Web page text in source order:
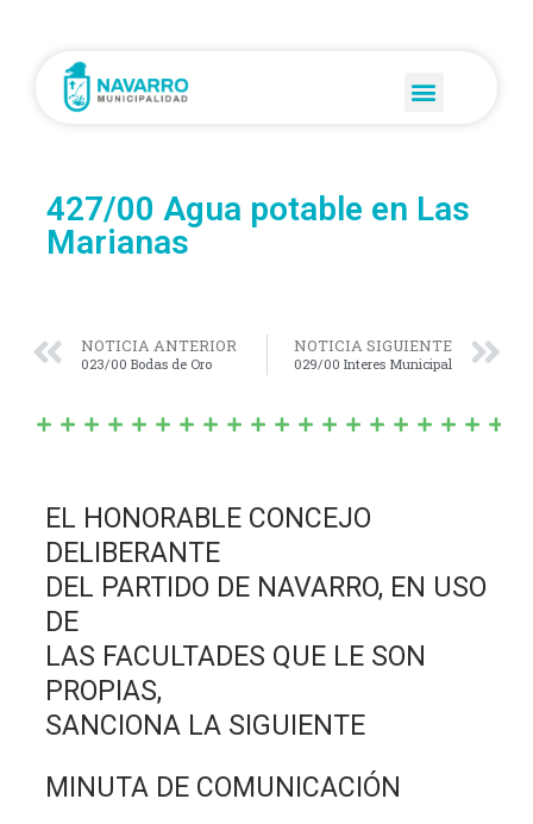
427/00 Agua potable en Las
Marianas
NOTICIA ANTERIOR
023/00 Bodas de Oro
NOTICIA SIGUIENTE
029/00 Interes Municipal
EL HONORABLE CONCEJO
DELIBERANTE
DEL PARTIDO DE NAVARRO, EN USO
DE
LAS FACULTADES QUE LE SON
PROPIAS,
SANCIONA LA SIGUIENTE
MINUTA DE COMUNICACIÓN